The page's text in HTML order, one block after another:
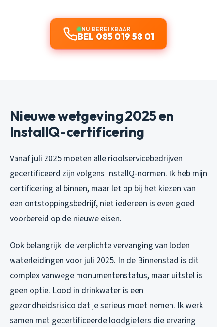
NU BEREIKBAAR
BEL 085 019 58 01
Nieuwe wetgeving 2025 en
InstallQ-certificering
Vanaf juli 2025 moeten alle rioolservicebedrijven
gecertificeerd zijn volgens InstallQ-normen. Ik heb mijn
certificering al binnen, maar let op bij het kiezen van
een ontstoppingsbedrijf, niet iedereen is even goed
voorbereid op de nieuwe eisen.
Ook belangrijk: de verplichte vervanging van loden
waterleidingen voor juli 2025. In de Binnenstad is dit
complex vanwege monumentenstatus, maar uitstel is
geen optie. Lood in drinkwater is een
gezondheidsrisico dat je serieus moet nemen. Ik werk
samen met gecertificeerde loodgieters die ervaring